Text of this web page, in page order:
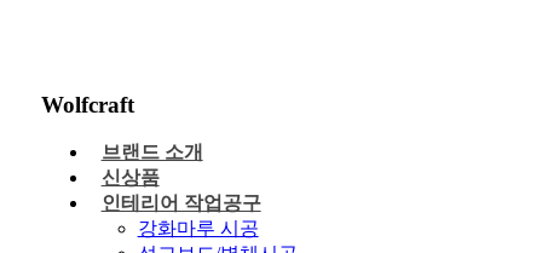
Wolfcraft
브랜드 소개
신상품
인테리어 작업공구
강화마루 시공